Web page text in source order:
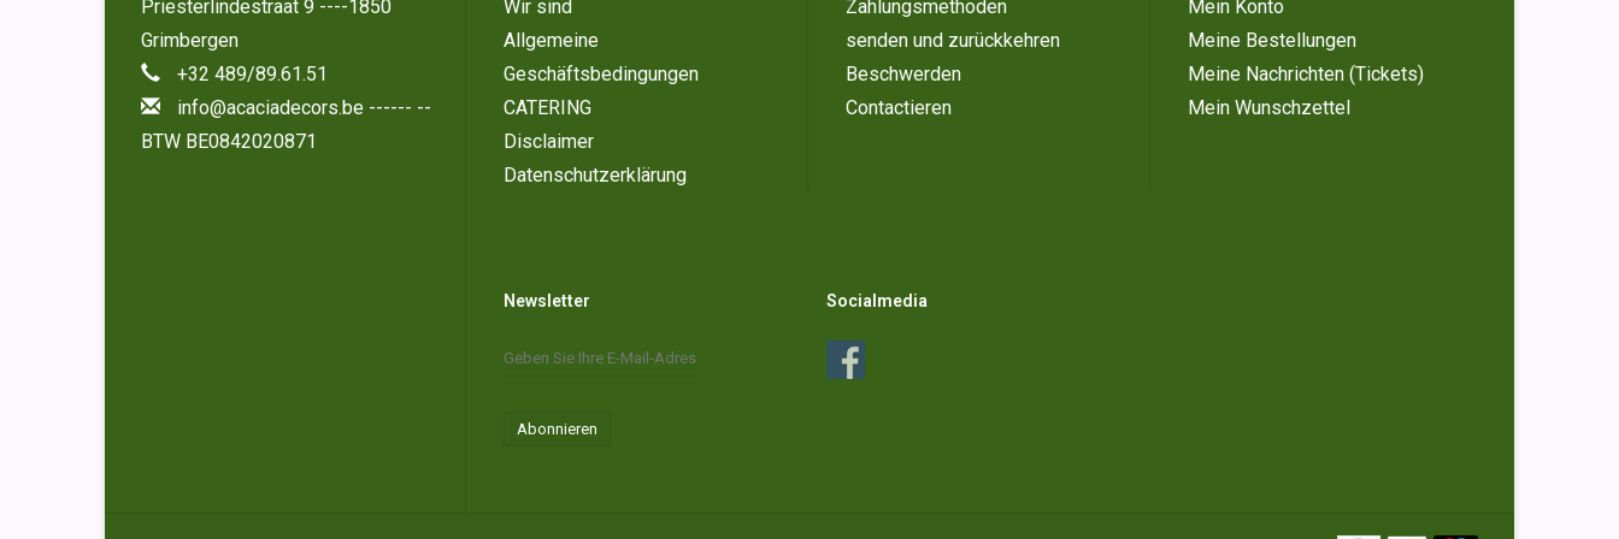
Priesterlindestraat 9 ----1850
Grimbergen
+32 489/89.61.51
info@acaciadecors.be ------ --
BTW BE0842020871
Wir sind
Allgemeine
Geschäftsbedingungen
CATERING
Disclaimer
Datenschutzerklärung
Zahlungsmethoden
senden und zurückkehren
Beschwerden
Contactieren
Mein Konto
Meine Bestellungen
Meine Nachrichten (Tickets)
Mein Wunschzettel
Newsletter
Abonnieren
Socialmedia